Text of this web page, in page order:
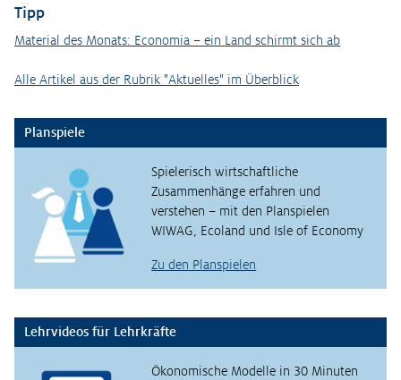
Tipp
Material des Monats: Economia – ein Land schirmt sich ab
Alle Artikel aus der Rubrik "Aktuelles" im Überblick
Planspiele
Spielerisch wirtschaftliche
Zusammenhänge erfahren und
verstehen – mit den Planspielen
WIWAG, Ecoland und Isle of Economy
Zu den Planspielen
Lehrvideos für Lehrkräfte
Ökonomische Modelle in 30 Minuten